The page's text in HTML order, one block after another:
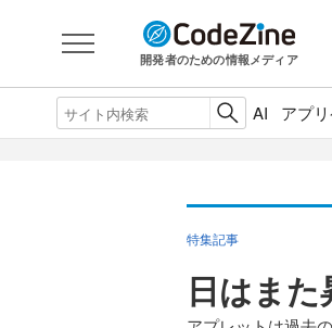
開発者のための情報メディア
AI アプ
特集記事
日はま